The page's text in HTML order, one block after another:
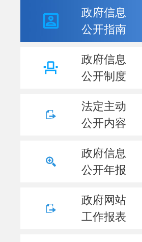
政府信息
公开指南
政府信息
公开制度
法定主动
公开内容
政府信息
公开年报
政府网站
工作报表